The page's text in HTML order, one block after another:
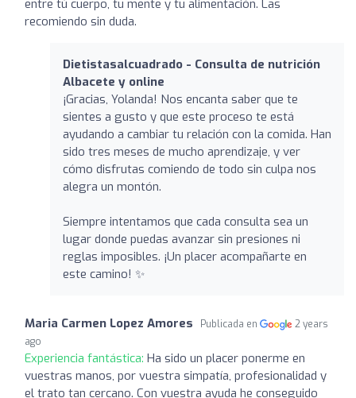
entre tú cuerpo, tu mente y tu alimentación. Las
recomiendo sin duda.
Dietistasalcuadrado - Consulta de nutrición
Albacete y online
¡Gracias, Yolanda! Nos encanta saber que te
sientes a gusto y que este proceso te está
ayudando a cambiar tu relación con la comida. Han
sido tres meses de mucho aprendizaje, y ver
cómo disfrutas comiendo de todo sin culpa nos
alegra un montón.
Siempre intentamos que cada consulta sea un
lugar donde puedas avanzar sin presiones ni
reglas imposibles. ¡Un placer acompañarte en
este camino! ✨
Maria Carmen Lopez Amores Publicada en
2 years
ago
Experiencia fantástica: Ha sido un placer ponerme en
vuestras manos, por vuestra simpatía, profesionalidad y
el trato tan cercano. Con vuestra ayuda he conseguido